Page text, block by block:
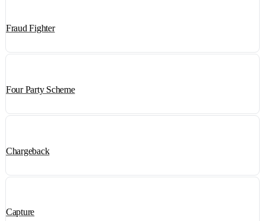
Fraud Fighter
Four Party Scheme
Chargeback
Capture